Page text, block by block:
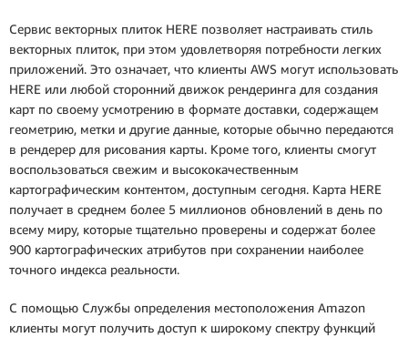
Сервис векторных плиток HERE позволяет настраивать стиль
векторных плиток, при этом удовлетворяя потребности легких
приложений. Это означает, что клиенты AWS могут использовать
HERE или любой сторонний движок рендеринга для создания
карт по своему усмотрению в формате доставки, содержащем
геометрию, метки и другие данные, которые обычно передаются
в рендерер для рисования карты. Кроме того, клиенты смогут
воспользоваться свежим и высококачественным
картографическим контентом, доступным сегодня. Карта HERE
получает в среднем более 5 миллионов обновлений в день по
всему миру, которые тщательно проверены и содержат более
900 картографических атрибутов при сохранении наиболее
точного индекса реальности.
С помощью Службы определения местоположения Amazon
клиенты могут получить доступ к широкому спектру функций